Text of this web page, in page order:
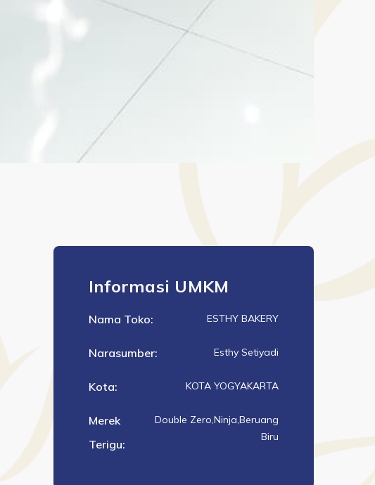
Informasi UMKM
Nama Toko: ESTHY BAKERY
Narasumber: Esthy Setiyadi
Kota: KOTA YOGYAKARTA
Merek
Terigu:
Double Zero,Ninja,Beruang
Biru